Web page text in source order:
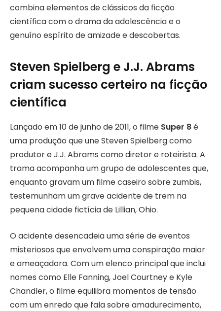
combina elementos de clássicos da ficção
científica com o drama da adolescência e o
genuíno espírito de amizade e descobertas.
Steven Spielberg e J.J. Abrams
criam sucesso certeiro na ficção
científica
Lançado em 10 de junho de 2011, o filme Super 8é
uma produção que une Steven Spielberg como
produtor e J.J. Abrams como diretor e roteirista. A
trama acompanha um grupo de adolescentes que,
enquanto gravam um filme caseiro sobre zumbis,
testemunham um grave acidente de trem na
pequena cidade fictícia de Lillian, Ohio.
O acidente desencadeia uma série de eventos
misteriosos que envolvem uma conspiração maior
e ameaçadora. Com um elenco principal que inclui
nomes como Elle Fanning, Joel Courtney e Kyle
Chandler, o filme equilibra momentos de tensão
com um enredo que fala sobre amadurecimento,